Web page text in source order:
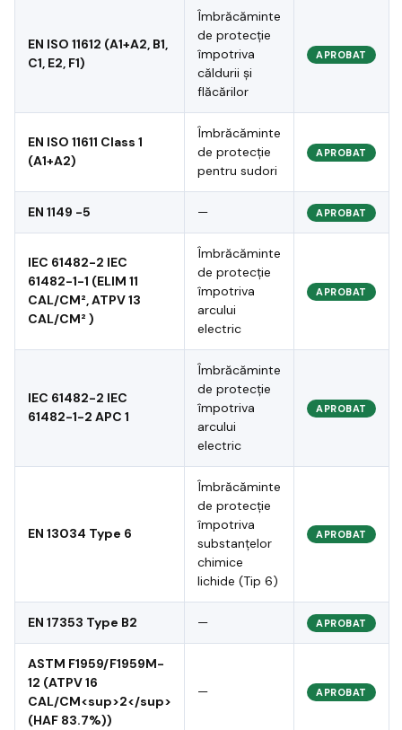
EN ISO 11612 (A1+A2, B1,
C1, E2, F1)
Îmbrăcăminte
de protecție
împotriva
căldurii și
flăcărilor
APROBAT
EN ISO 11611 Class 1
(A1+A2)
Îmbrăcăminte
de protecție
pentru sudori
APROBAT
EN 1149 -5 — APROBAT
IEC 61482-2 IEC
61482-1-1 (ELIM 11
CAL/CM², ATPV 13
CAL/CM² )
Îmbrăcăminte
de protecție
împotriva
arcului
electric
APROBAT
IEC 61482-2 IEC
61482-1-2 APC 1
Îmbrăcăminte
de protecție
împotriva
arcului
electric
APROBAT
EN 13034 Type 6
Îmbrăcăminte
de protecție
împotriva
substanțelor
chimice
lichide (Tip 6)
APROBAT
EN 17353 Type B2 — APROBAT
ASTM F1959/F1959M-
12 (ATPV 16
CAL/CM<sup>2</sup>
(HAF 83.7%))
— APROBAT